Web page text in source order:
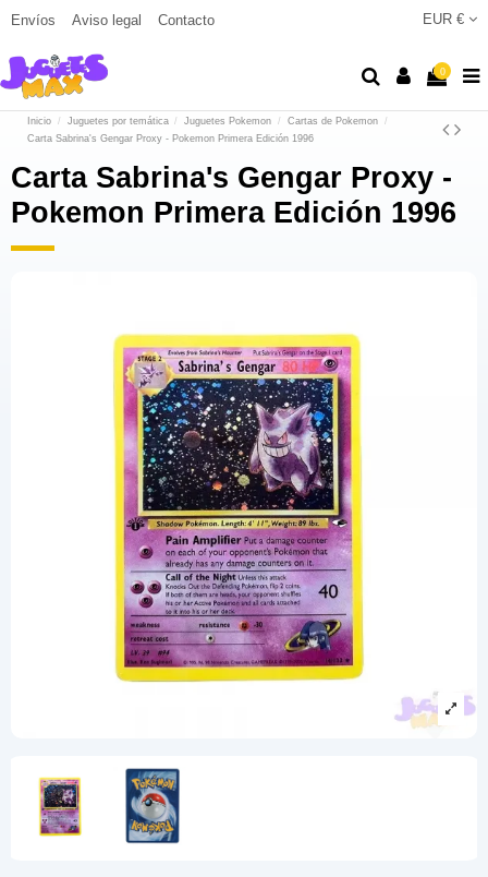
Envíos Aviso legal Contacto EUR €
0
Inicio Juguetes por temática Juguetes Pokemon
Cartas de Pokemon
Carta Sabrina's Gengar Proxy - Pokemon Primera Edición 1996
Carta Sabrina's Gengar Proxy -
Pokemon Primera Edición 1996